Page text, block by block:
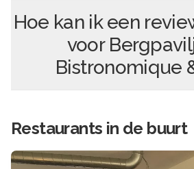
Hoe kan ik een
voor
Bistronomique
Restaurants in de buurt